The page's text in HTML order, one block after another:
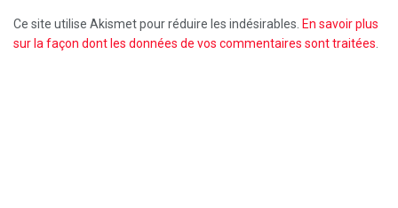
Ce site utilise Akismet pour réduire les indésirables. En savoir plus
sur la façon dont les données de vos commentaires sont traitées